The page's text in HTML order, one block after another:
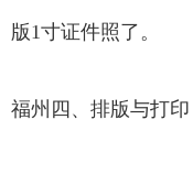
版1寸证件照了。
福州四、排版与打